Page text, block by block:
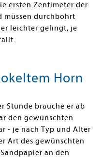
ersten Zentimeter der
müssen durchbohrt
leichter gelingt, je
Horn
Stunde brauche er ab
den gewünschten
- je nach Typ und Alter
Art des gewünschten
an den